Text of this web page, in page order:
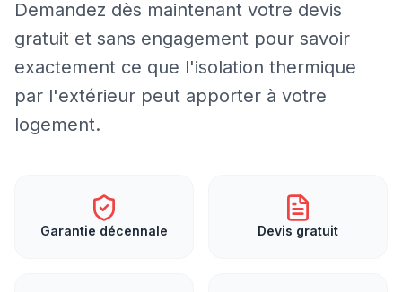
Demandez dès maintenant votre devis
gratuit et sans engagement pour savoir
exactement ce que l'isolation thermique
par l'extérieur peut apporter à votre
logement.
Garantie décennale Devis gratuit